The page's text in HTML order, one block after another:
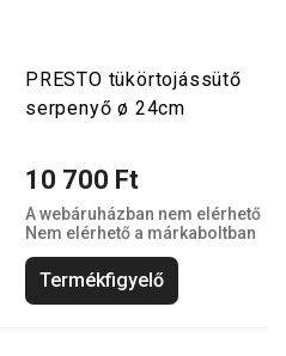
PRESTO tükörtojássütő
serpenyő ø 24cm
10 700 Ft
A webáruházban nem elérhető
Nem elérhető a márkaboltban
Termékfigyelő